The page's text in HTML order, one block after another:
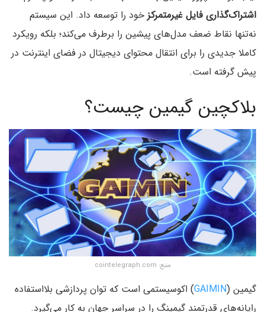
اشتراک‌گذاری فایل غیرمتمرکز خود را توسعه داد. این سیستم
نه‌تنها نقاط ضعف مدل‌های پیشین را برطرف می‌کند؛ بلکه رویکرد
کاملا جدیدی را برای انتقال محتوای دیجیتال در فضای اینترنت در
پیش‌ گرفته است.
بلاکچین گیمین چیست؟
منبع: cointelegraph.com
گیمین (GAIMIN) اکوسیستمی است که توان پردازشی بلااستفاده‌
رایانه‌های قدرتمند گیمینگ را در سراسر جهان به کار می‌گیرد.